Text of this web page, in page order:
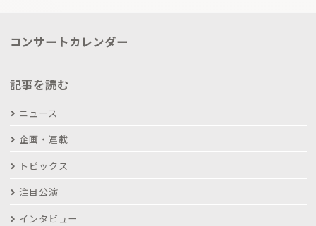
コンサートカレンダー
記事を読む
ニュース
企画・連載
トピックス
注目公演
インタビュー